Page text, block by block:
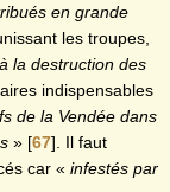
en grande
les troupes,
la destruction des
indispensables
de la Vendée dans
» [67] . Il faut
car « infestés par